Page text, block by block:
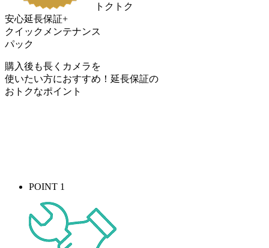
トクトク
安心延長保証+
クイックメンテナンス
パック
購入後も長くカメラを
使いたい方におすすめ！ 延長保証の
おトクなポイント
POINT 1